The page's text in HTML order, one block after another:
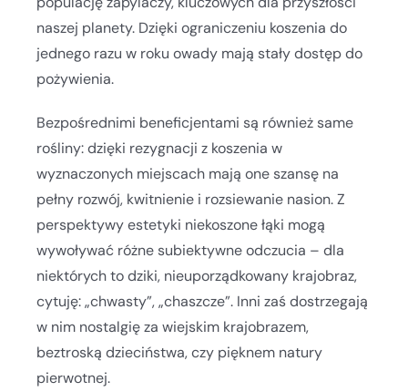
naszej planety. Dzięki ograniczeniu koszenia do
jednego razu w roku owady mają stały dostęp do
pożywienia.
Bezpośrednimi beneficjentami są również same
rośliny: dzięki rezygnacji z koszenia w
wyznaczonych miejscach mają one szansę na
pełny rozwój, kwitnienie i rozsiewanie nasion. Z
perspektywy estetyki niekoszone łąki mogą
wywoływać różne subiektywne odczucia – dla
niektórych to dziki, nieuporządkowany krajobraz,
cytuję: „chwasty”, „chaszcze”. Inni zaś dostrzegają
w nim nostalgię za wiejskim krajobrazem,
beztroską dzieciństwa, czy pięknem natury
pierwotnej.